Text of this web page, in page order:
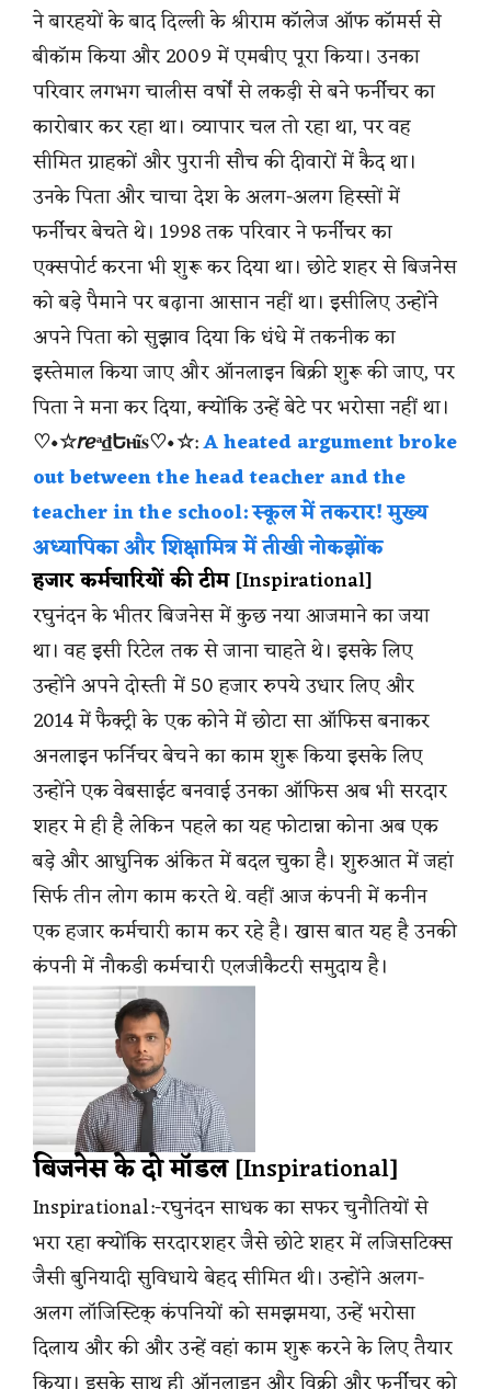
ने बारहयों के बाद दिल्ली के श्रीराम कॉलेज ऑफ कॉमर्स से
बीकॉम किया और 2009 में एमबीए पूरा किया। उनका
परिवार लगभग चालीस वर्षों से लकड़ी से बने फर्नीचर का
कारोबार कर रहा था। व्यापार चल तो रहा था, पर वह
सीमित ग्राहकों और पुरानी सौच की दीवारों में कैद था।
उनके पिता और चाचा देश के अलग-अलग हिस्सों में
फर्नीचर बेचते थे। 1998 तक परिवार ने फर्नीचर का
एक्सपोर्ट करना भी शुरू कर दिया था। छोटे शहर से बिजनेस
को बड़े पैमाने पर बढ़ाना आसान नहीं था। इसीलिए उन्होंने
अपने पिता को सुझाव दिया कि धंधे में तकनीक का
इस्तेमाल किया जाए और ऑनलाइन बिक्री शुरू की जाए, पर
पिता ने मना कर दिया, क्योंकि उन्हें बेटे पर भरोसा नहीं था।
♡•☆𝘳ℯᵃ₫Եⲏĩ𝐬♡•☆:A heated argument broke
out between the head teacher and the
teacher in the school: स्कूल में तकरार! मुख्य
अध्यापिका और शिक्षामित्र में तीखी नोकझोंक
हजार कर्मचारियों की टीम[Inspirational]
रघुनंदन के भीतर बिजनेस में कुछ नया आजमाने का जया
था। वह इसी रिटेल तक से जाना चाहते थे। इसके लिए
उन्होंने अपने दोस्ती में 50 हजार रुपये उधार लिए और
2014 में फैक्ट्री के एक कोने में छोटा सा ऑफिस बनाकर
अनलाइन फर्निचर बेचने का काम शुरू किया इसके लिए
उन्होंने एक वेबसाईट बनवाई उनका ऑफिस अब भी सरदार
शहर मे ही है लेकिन पहले का यह फोटान्ना कोना अब एक
बड़े और आधुनिक अंकित में बदल चुका है। शुरुआत में जहां
सिर्फ तीन लोग काम करते थे. वहीं आज कंपनी में कनीन
एक हजार कर्मचारी काम कर रहे है। खास बात यह है उनकी
कंपनी में नौकडी कर्मचारी एलजीकैटरी समुदाय है।
बिजनेस के दो मॉडल[Inspirational]
Inspirational:-रघुनंदन साधक का सफर चुनौतियों से
भरा रहा क्योंकि सरदारशहर जैसे छोटे शहर में लजिसटिक्स
जैसी बुनियादी सुविधाये बेहद सीमित थी। उन्होंने अलग-
अलग लॉजिस्टिक् कंपनियों को समझमया, उन्हें भरोसा
दिलाय और की और उन्हें वहां काम शुरू करने के लिए तैयार